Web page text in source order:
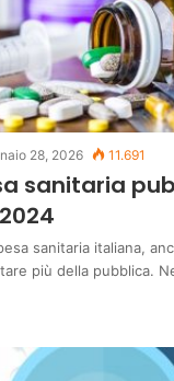
28, 2026 11.691
sanitaria
sanitaria italiana,
più della pubblica.